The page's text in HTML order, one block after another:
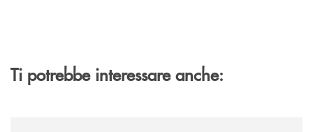
Ti potrebbe interessare anche: